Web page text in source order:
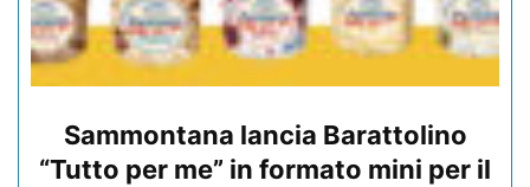
Sammontana lancia Barattolino
“Tutto per me” in formato mini per il